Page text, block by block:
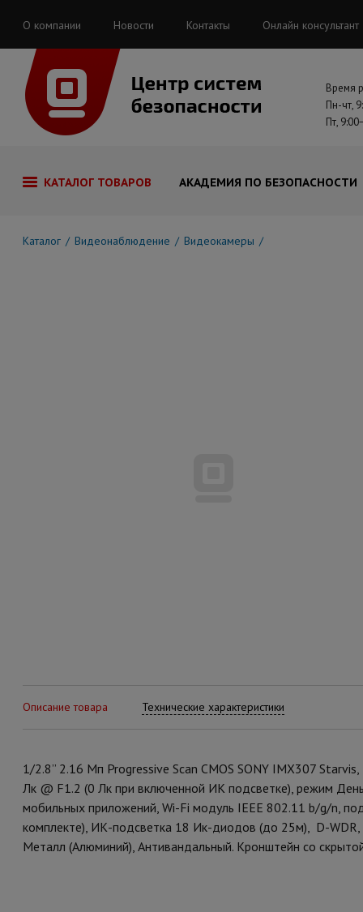
О компании Новости Контакты Онлайн консультант
Время
Пн-чт,
Пт,
КАТАЛОГ ТОВАРОВ АКАДЕМИЯ ПО БЕЗОПАСНОСТИ
Каталог Видеонаблюдение Видеокамеры
Описание товара Технические характеристики
1/2.8” 2.16 Мп Progressive Scan CMOS SONY IMX307
Лк @ F1.2 (0 Лк при включенной ИК подсветке), режим
мобильных приложений, Wi-Fi модуль IEEE 802.11 b/g/n,
комплекте), ИК-подсветка 18 Ик-диодов (до 25м), D-
Металл (Алюминий), Антивандальный. Кронштейн со